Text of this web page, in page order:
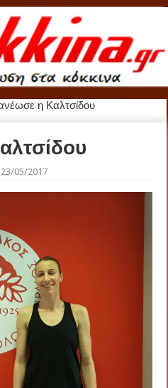
η Καλτσίδου
23/05/2017